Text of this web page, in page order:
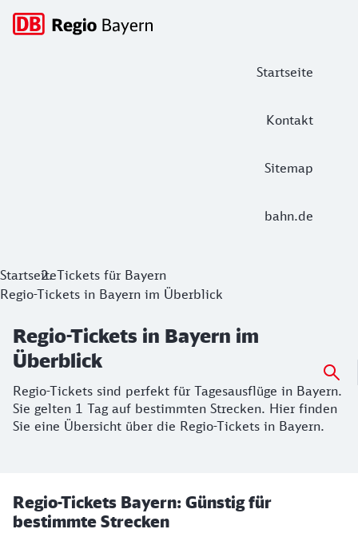
Startseite
Kontakt
Sitemap
bahn.de
Hauptnavigation
Regio-Tickets in Bayern im Überblick
Regio-Tickets sind perfekt für Tagesausflüge in Bayern.
StartseiteTickets für Bayern
Regio-Tickets in Bayern im Überblick
Regio-Tickets in Bayern im
Überblick
Regio-Tickets sind perfekt für Tagesausflüge in Bayern.
Sie gelten 1 Tag auf bestimmten Strecken. Hier finden
Sie eine Übersicht über die Regio-Tickets in Bayern.
Regio-Tickets Bayern: Günstig für
bestimmte Strecken